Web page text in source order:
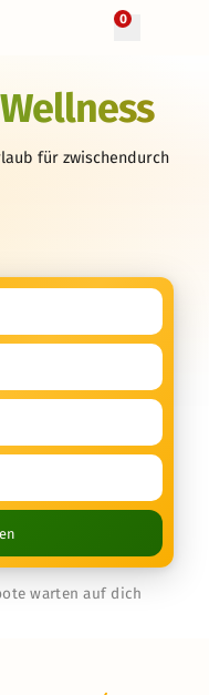
0
für zwischendurch
warten auf dich